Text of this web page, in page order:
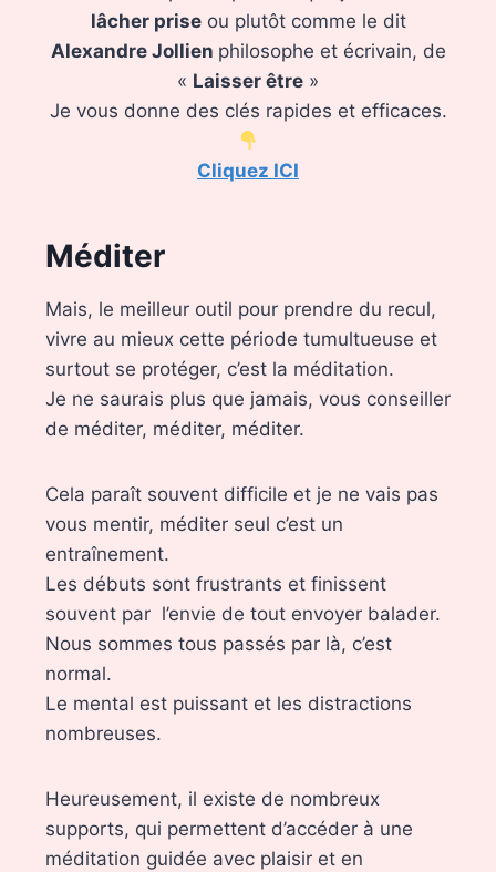
lâcher priseou plutôt comme le dit
Alexandre Jollien philosophe et écrivain, de
« Laisser être »
Je vous donne des clés rapides et efficaces.
Cliquez ICI
Méditer
Mais, le meilleur outil pour prendre du recul,
vivre au mieux cette période tumultueuse et
surtout se protéger, c’est la méditation.
Je ne saurais plus que jamais, vous conseiller
de méditer, méditer, méditer.
Cela paraît souvent difficile et je ne vais pas
vous mentir, méditer seul c’est un
entraînement.
Les débuts sont frustrants et finissent
souvent par l’envie de tout envoyer balader.
Nous sommes tous passés par là, c’est
normal.
Le mental est puissant et les distractions
nombreuses.
Heureusement, il existe de nombreux
supports, qui permettent d’accéder à une
méditation guidée avec plaisir et en